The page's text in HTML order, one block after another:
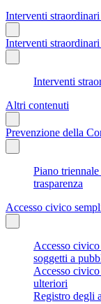
Interventi
Interventi
Interventi
Altri contenuti
Prevenzione della
Piano
trasparenza
Accesso civico
Accesso
soggetti a
Accesso
ulteriori
Registro degli